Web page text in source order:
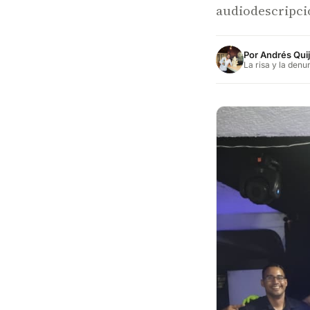
PorAndrés
La risa y la